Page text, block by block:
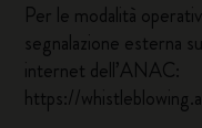
Per le modalità
segnalazione esterna
internet dell’ANAC:
https://